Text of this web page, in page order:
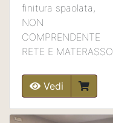
finitura spaolata,
NON
COMPRENDENTE
RETE E MATERASSO
Vedi